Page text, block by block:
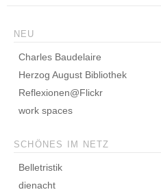
NEU
Charles Baudelaire
Herzog August Bibliothek
Reflexionen@Flickr
work spaces
SCHÖNES IM NETZ
Belletristik
dienacht